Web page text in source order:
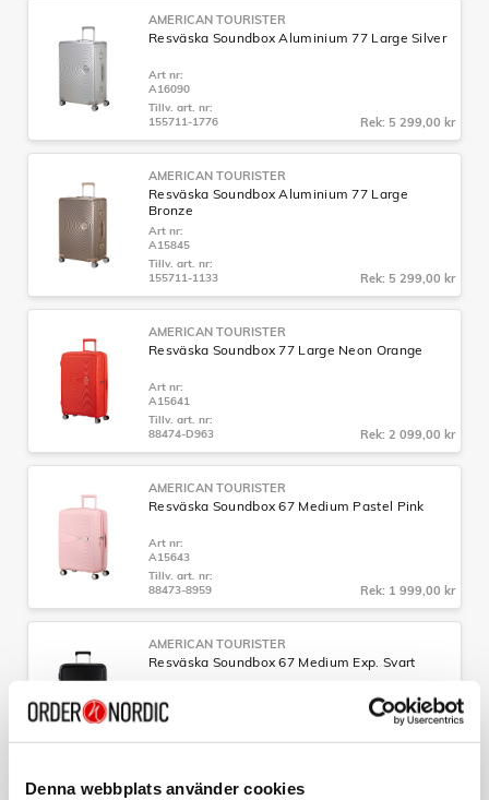
Denna webbplats använder cookies
AMERICAN TOURISTER
Resväska Soundbox Aluminium 77 Large Silver
Art nr:
A16090
Tillv. art. nr:
155711-1776
Rek: 5 299,00 kr
AMERICAN TOURISTER
Resväska Soundbox Aluminium 77 Large
Bronze
Art nr:
A15845
Tillv. art. nr:
155711-1133
Rek: 5 299,00 kr
AMERICAN TOURISTER
Resväska Soundbox 77 Large Neon Orange
Art nr:
A15641
Tillv. art. nr:
88474-D963
Rek: 2 099,00 kr
AMERICAN TOURISTER
Resväska Soundbox 67 Medium Pastel Pink
Art nr:
A15643
Tillv. art. nr:
88473-8959
Rek: 1 999,00 kr
AMERICAN TOURISTER
Resväska Soundbox 67 Medium Exp. Svart
Art nr:
32G09002
32G09002
Rek: 1 999,00 kr